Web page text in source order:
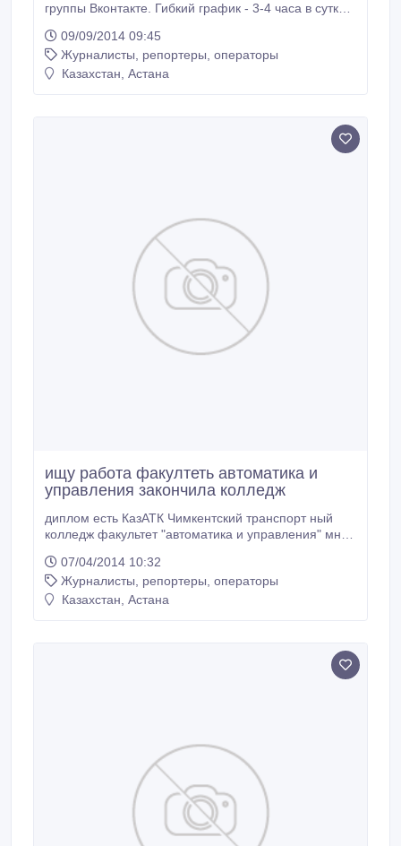
группы Вконтакте. Гибкий график - 3-4 часа в сутки.
09/09/2014 09:45
Журналисты, репортеры, операторы
Казахстан, Астана
ищу работа факултеть автоматика и
управления закончила колледж
диплом есть КазАТК Чимкентский транспорт ный
колледж факультет "автоматика и управления" мне
07/04/2014 10:32
Журналисты, репортеры, операторы
Казахстан, Астана